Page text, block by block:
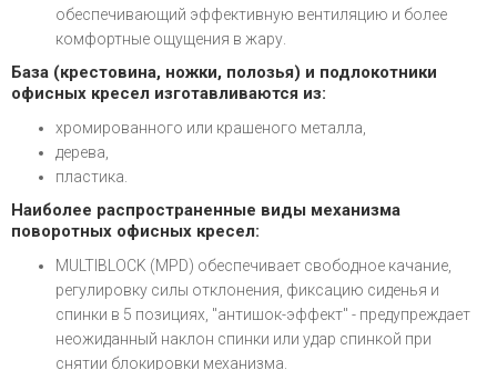
обеспечивающий эффективную вентиляцию и более
комфортные ощущения в жару.
База (крестовина, ножки, полозья) и подлокотники
офисных кресел изготавливаются из:
хромированного или крашеного металла,
дерева,
пластика.
Наиболее распространенные виды механизма
поворотных офисных кресел:
MULTIBLOCK (MPD) обеспечивает свободное качание,
регулировку силы отклонения, фиксацию сиденья и
спинки в 5 позициях, "антишок-эффект" - предупреждает
неожиданный наклон спинки или удар спинкой при
снятии блокировки механизма.